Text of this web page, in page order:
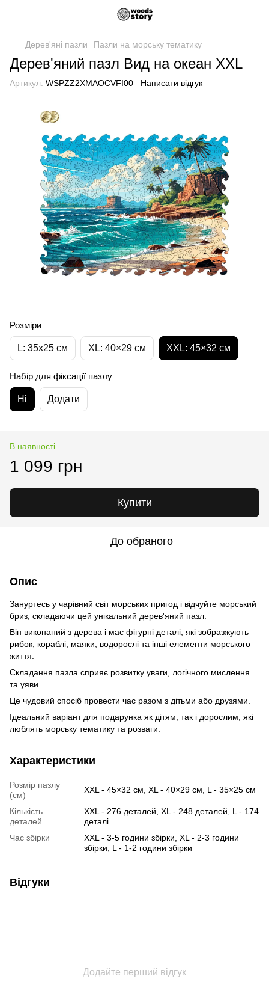
Дерев'яні пазли Пазли на морську тематику
Дерев'яний пазл Вид на океан XXL
Артикул: WSPZZ2XMAOCVFI00 Написати відгук
Розміри
L: 35х25 см XL: 40×29 см XXL: 45×32 cм
Набір для фіксації пазлу
Ні Додати
В наявності
1 099 грн
Купити
До обраного
Опис
Зануртесь у чарівний світ морських пригод і відчуйте морський
бриз, складаючи цей унікальний дерев'яний пазл.
Він виконаний з дерева і має фігурні деталі, які зобразжують
рибок, кораблі, маяки, водорослі та інші елементи морського
життя.
Складання пазла сприяє розвитку уваги, логічного мислення
та уяви.
Це чудовий спосіб провести час разом з дітьми або друзями.
Ідеальний варіант для подарунка як дітям, так і дорослим, які
люблять морську тематику та розваги.
Характеристики
Розмір пазлу
(см)
XXL - 45×32 см, XL - 40×29 см, L - 35×25 см
Кількість
деталей
XXL - 276 деталей, XL - 248 деталей, L - 174
деталі
Час збірки
XXL - 3-5 години збірки, XL - 2-3 години
збірки, L - 1-2 години збірки
Відгуки
Додайте перший відгук